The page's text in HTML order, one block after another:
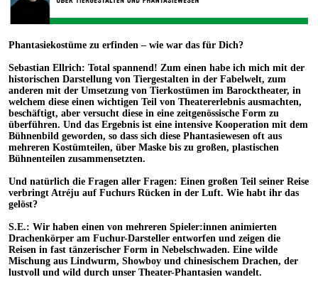
Phantasiekostüme zu erfinden – wie war das für Dich?
Sebastian Ellrich: Total spannend! Zum einen habe ich mich mit der
historischen Darstellung von Tiergestalten in der Fabelwelt, zum
anderen mit der Umsetzung von Tierkostümen im Barocktheater, in
welchem diese einen wichtigen Teil von Theatererlebnis ausmachten,
beschäftigt, aber versucht diese in eine zeitgenössische Form zu
überführen. Und das Ergebnis ist eine intensive Kooperation mit dem
Bühnenbild geworden, so dass sich diese Phantasiewesen oft aus
mehreren Kostümteilen, über Maske bis zu großen, plastischen
Bühnenteilen zusammensetzten.
Und natürlich die Fragen aller Fragen: Einen großen Teil seiner Reise
verbringt Atréju auf Fuchurs Rücken in der Luft. Wie habt ihr das
gelöst?
S.E.: Wir haben einen von mehreren Spieler:innen animierten
Drachenkörper am Fuchur-Darsteller entworfen und zeigen die
Reisen in fast tänzerischer Form in Nebelschwaden. Eine wilde
Mischung aus Lindwurm, Showboy und chinesischem Drachen, der
lustvoll und wild durch unser Theater-Phantasien wandelt.